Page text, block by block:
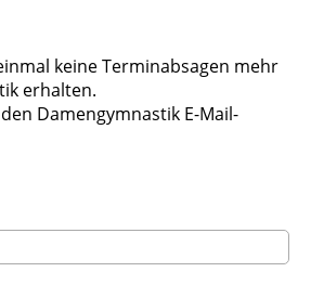
keine Terminabsagen mehr
erhalten.
Damengymnastik E-Mail-